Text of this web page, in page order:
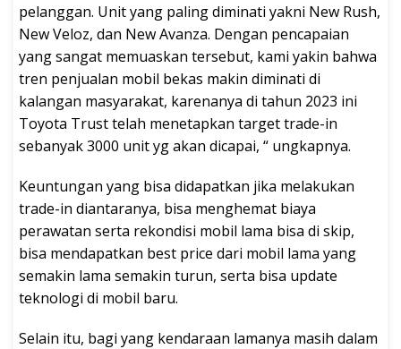
pelanggan. Unit yang paling diminati yakni New Rush,
New Veloz, dan New Avanza. Dengan pencapaian
yang sangat memuaskan tersebut, kami yakin bahwa
tren penjualan mobil bekas makin diminati di
kalangan masyarakat, karenanya di tahun 2023 ini
Toyota Trust telah menetapkan target trade-in
sebanyak 3000 unit yg akan dicapai, “ ungkapnya.
Keuntungan yang bisa didapatkan jika melakukan
trade-in diantaranya, bisa menghemat biaya
perawatan serta rekondisi mobil lama bisa di skip,
bisa mendapatkan best price dari mobil lama yang
semakin lama semakin turun, serta bisa update
teknologi di mobil baru.
Selain itu, bagi yang kendaraan lamanya masih dalam